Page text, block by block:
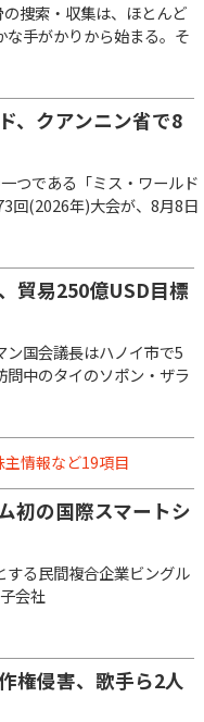
捜索・収集は、ほとんど
な手がかりから始まる。そ
、クアンニン省で8
つである「ミス・ワールド
回(2026年)大会が、8月8日
貿易250億USD目標
国会議長はハノイ市で5
問中のタイのソポン・ザラ
主情報など19項目
初の国際スマートシ
る民間複合企業ビングル
会社
権侵害、歌手ら2人